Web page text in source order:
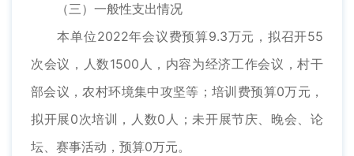
（三）一般性支出情况
本单位2022年会议费预算9.3万元，拟召开55
次会议，人数1500人，内容为经济工作会议，村干
部会议，农村环境集中攻坚等；培训费预算0万元，
拟开展0次培训，人数0人；未开展节庆、晚会、论
坛、赛事活动，预算0万元。